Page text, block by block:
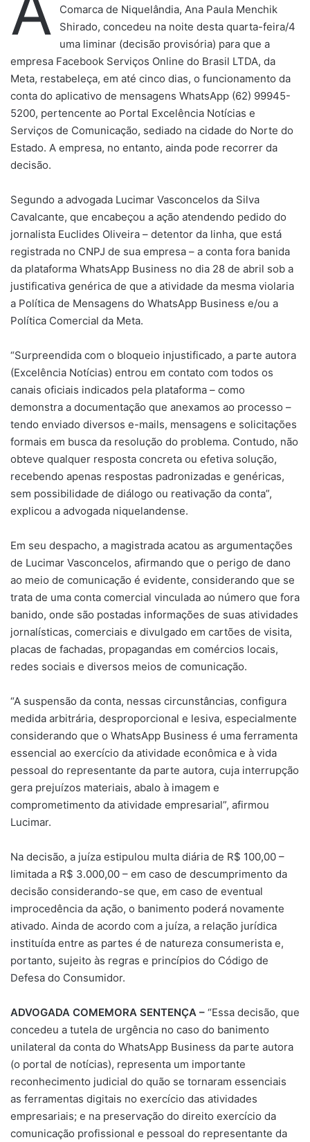
Comarca de Niquelândia, Ana Paula Menchik
Shirado, concedeu na noite desta quarta-feira/4
uma liminar (decisão provisória) para que a
empresa Facebook Serviços Online do Brasil LTDA, da
Meta, restabeleça, em até cinco dias, o funcionamento da
conta do aplicativo de mensagens WhatsApp (62) 99945-
5200, pertencente ao Portal Excelência Notícias e
Serviços de Comunicação, sediado na cidade do Norte do
Estado. A empresa, no entanto, ainda pode recorrer da
decisão.
Segundo a advogada Lucimar Vasconcelos da Silva
Cavalcante, que encabeçou a ação atendendo pedido do
jornalista Euclides Oliveira – detentor da linha, que está
registrada no CNPJ de sua empresa – a conta fora banida
da plataforma WhatsApp Business no dia 28 de abril sob a
justificativa genérica de que a atividade da mesma violaria
a Política de Mensagens do WhatsApp Business e/ou a
Política Comercial da Meta.
“Surpreendida com o bloqueio injustificado, a parte autora
(Excelência Notícias) entrou em contato com todos os
canais oficiais indicados pela plataforma – como
demonstra a documentação que anexamos ao processo –
tendo enviado diversos e-mails, mensagens e solicitações
formais em busca da resolução do problema. Contudo, não
obteve qualquer resposta concreta ou efetiva solução,
recebendo apenas respostas padronizadas e genéricas,
sem possibilidade de diálogo ou reativação da conta”,
explicou a advogada niquelandense.
Em seu despacho, a magistrada acatou as argumentações
de Lucimar Vasconcelos, afirmando que o perigo de dano
ao meio de comunicação é evidente, considerando que se
trata de uma conta comercial vinculada ao número que fora
banido, onde são postadas informações de suas atividades
jornalísticas, comerciais e divulgado em cartões de visita,
placas de fachadas, propagandas em comércios locais,
redes sociais e diversos meios de comunicação.
“A suspensão da conta, nessas circunstâncias, configura
medida arbitrária, desproporcional e lesiva, especialmente
considerando que o WhatsApp Business é uma ferramenta
essencial ao exercício da atividade econômica e à vida
pessoal do representante da parte autora, cuja interrupção
gera prejuízos materiais, abalo à imagem e
comprometimento da atividade empresarial”, afirmou
Lucimar.
Na decisão, a juíza estipulou multa diária de R$ 100,00 –
limitada a R$ 3.000,00 – em caso de descumprimento da
decisão considerando-se que, em caso de eventual
improcedência da ação, o banimento poderá novamente
ativado. Ainda de acordo com a juíza, a relação jurídica
instituída entre as partes é de natureza consumerista e,
portanto, sujeito às regras e princípios do Código de
Defesa do Consumidor.
ADVOGADA COMEMORA SENTENÇA – “Essa decisão, que
concedeu a tutela de urgência no caso do banimento
unilateral da conta do WhatsApp Business da parte autora
(o portal de notícias), representa um importante
reconhecimento judicial do quão se tornaram essenciais
as ferramentas digitais no exercício das atividades
empresariais; e na preservação do direito exercício da
comunicação profissional e pessoal do representante da